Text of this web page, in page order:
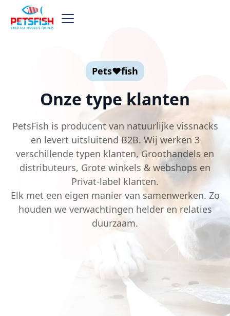
Pets❤️fish
Onze type klanten
PetsFish is producent van natuurlijke vissnacks
en levert uitsluitend B2B. Wij werken 3
verschillende typen klanten, Groothandels en
distributeurs, Grote winkels & webshops en
Privat-label klanten.
Elk met een eigen manier van samenwerken. Zo
houden we verwachtingen helder en relaties
duurzaam.
Onze producten Over ons